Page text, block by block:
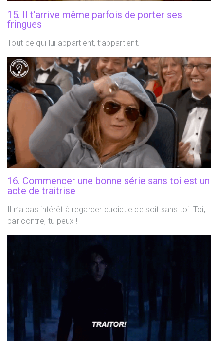
15. Il t’arrive même parfois de porter ses
fringues
Tout ce qui lui appartient, t’appartient.
16. Commencer une bonne série sans toi est un
acte de traitrise
Il n’a pas intérêt à regarder quoique ce soit sans toi. Toi,
par contre, tu peux !